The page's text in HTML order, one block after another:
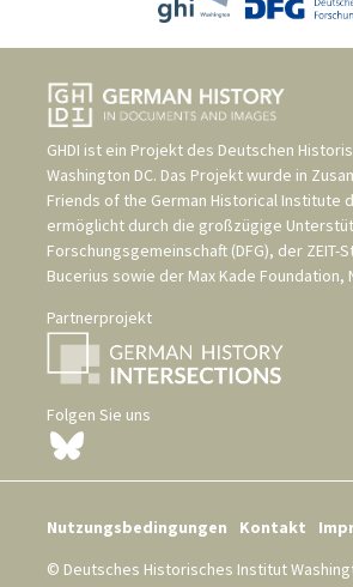
GHDI ist ein Projekt des Deutschen
Washington DC. Das Projekt wurde in
Friends of the German Historical Institute
ermöglicht durch die großzügige
Forschungsgemeinschaft (DFG), der ZEIT-
Bucerius sowie der Max Kade Foundation,
Partnerprojekt
Folgen Sie uns
Nutzungsbedingungen Kontakt
© Deutsches Historisches Institut